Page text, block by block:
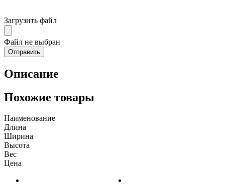
Загрузить файл
Файл не выбран
Описание
Похожие товары
Наименование
Длина
Ширина
Высота
Вес
Цена